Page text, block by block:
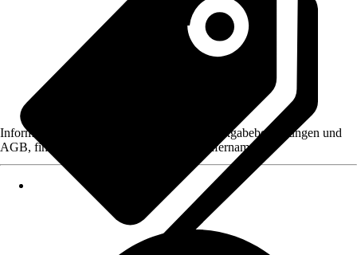
Informationen des Verkäufers, wie z. B. Rückgabebedingungen und
AGB, finden Sie bei Klick auf den Verkäufernamen.